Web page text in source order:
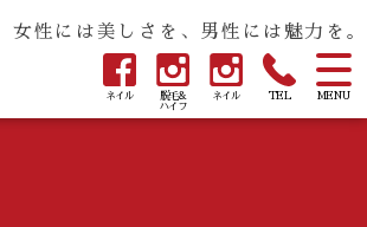
MENU
TEL
脱毛&
ハイフ
ネイル
ネイル
女性には美しさを、男性には魅力を。